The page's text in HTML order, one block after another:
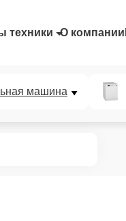
техники О компании
машина